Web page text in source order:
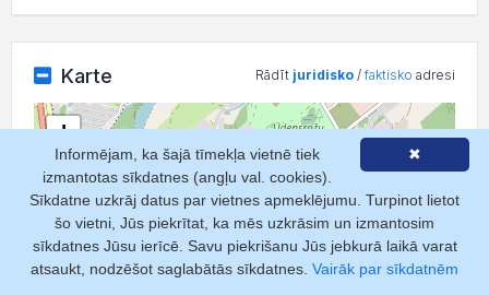
Karte Rādīt juridisko /faktisko adresi
+
−
✖
Informējam, ka šajā tīmekļa vietnē tiek
izmantotas sīkdatnes (angļu val. cookies).
Sīkdatne uzkrāj datus par vietnes apmeklējumu. Turpinot lietot
šo vietni, Jūs piekrītat, ka mēs uzkrāsim un izmantosim
sīkdatnes Jūsu ierīcē. Savu piekrišanu Jūs jebkurā laikā varat
atsaukt, nodzēšot saglabātās sīkdatnes. Vairāk par sīkdatnēm